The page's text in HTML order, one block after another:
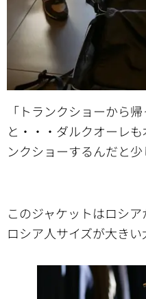
「トランクショーから
と・・・ダルクオーレも
ンクショーするんだと少
このジャケットはロシ
ロシア人サイズが大きい